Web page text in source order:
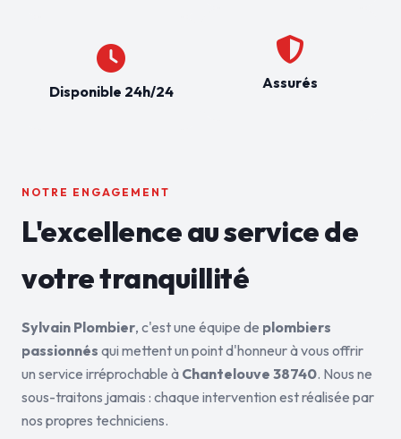
Disponible 24h/24 Assurés
NOTRE ENGAGEMENT
L'excellence au service de
votre tranquillité
Sylvain Plombier, c'est une équipe de plombiers
passionnés qui mettent un point d'honneur à vous offrir
un service irréprochable à Chantelouve 38740. Nous ne
sous-traitons jamais : chaque intervention est réalisée par
nos propres techniciens.